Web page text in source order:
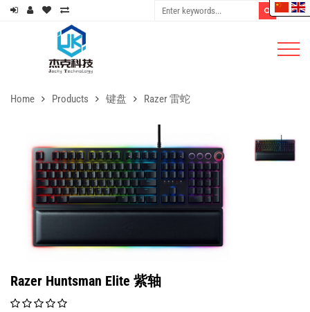
Home Products 键盘 Razer 雷蛇
Razer Huntsman Elite 紫轴